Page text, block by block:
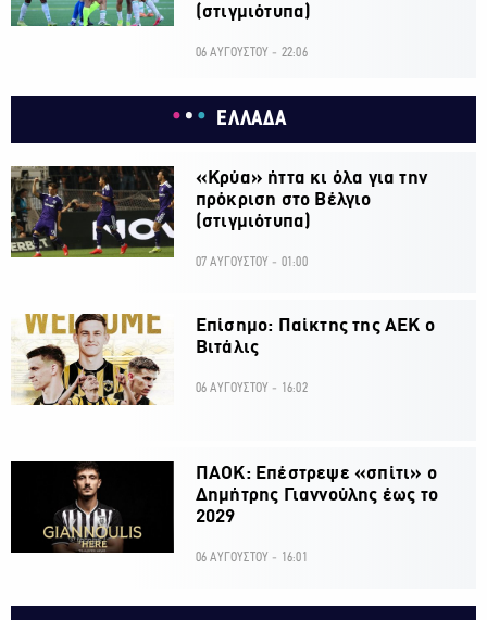
(στιγμιότυπα)
06 ΑΥΓΟΥΣΤΟΥ - 22:06
ΕΛΛΑΔΑ
«Κρύα» ήττα κι όλα για την
πρόκριση στο Βέλγιο
(στιγμιότυπα)
07 ΑΥΓΟΥΣΤΟΥ - 01:00
Επίσημο: Παίκτης της ΑΕΚ ο
Βιτάλις
06 ΑΥΓΟΥΣΤΟΥ - 16:02
ΠΑΟΚ: Επέστρεψε «σπίτι» ο
Δημήτρης Γιαννούλης έως το
2029
06 ΑΥΓΟΥΣΤΟΥ - 16:01